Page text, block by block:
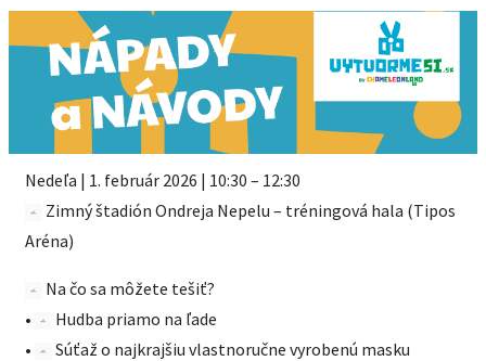
Nedeľa | 1. február 2026 | 10:30 – 12:30
Zimný štadión Ondreja Nepelu – tréningová hala (Tipos
Aréna)
Na čo sa môžete tešiť?
•
Hudba priamo na ľade
•
Súťaž o najkrajšiu vlastnoručne vyrobenú masku